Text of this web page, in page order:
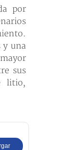
por
y una
sus
litio,